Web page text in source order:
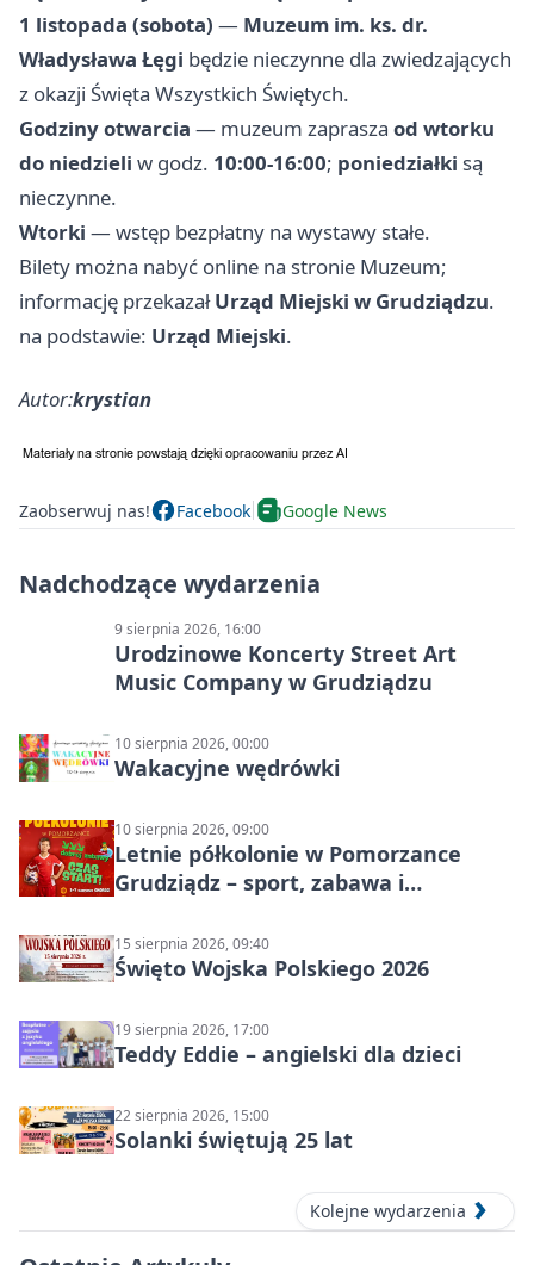
1 listopada (sobota) — Muzeum im. ks. dr.
Władysława Łęgi będzie nieczynne dla zwiedzających
z okazji Święta Wszystkich Świętych.
Godziny otwarcia — muzeum zaprasza od wtorku
do niedzieli w godz. 10:00-16:00; poniedziałki są
nieczynne.
Wtorki — wstęp bezpłatny na wystawy stałe.
Bilety można nabyć online na stronie Muzeum;
informację przekazałUrząd Miejski w Grudziądzu.
na podstawie: Urząd Miejski.
Autor:krystian
Zaobserwuj nas! Facebook Google News
Nadchodzące wydarzenia
9 sierpnia 2026, 16:00
Urodzinowe Koncerty Street Art
Music Company w Grudziądzu
10 sierpnia 2026, 00:00
Wakacyjne wędrówki
10 sierpnia 2026, 09:00
Letnie półkolonie w Pomorzance
Grudziądz – sport, zabawa i
15 sierpnia 2026, 09:40
Święto Wojska Polskiego 2026
19 sierpnia 2026, 17:00
Teddy Eddie – angielski dla dzieci
22 sierpnia 2026, 15:00
Solanki świętują 25 lat
Kolejne wydarzenia